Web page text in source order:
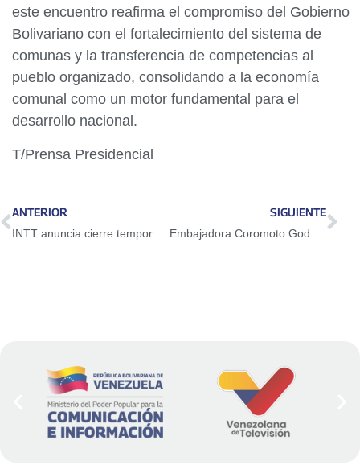
este encuentro reafirma el compromiso del Gobierno
Bolivariano con el fortalecimiento del sistema de
comunas y la transferencia de competencias al
pueblo organizado, consolidando a la economía
comunal como un motor fundamental para el
desarrollo nacional.
T/Prensa Presidencial
ANTERIOR SIGUIENTE